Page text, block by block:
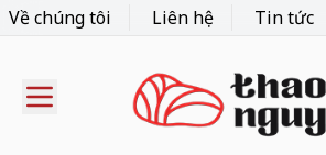
Về chúng tôi Liên hệ Tin tức